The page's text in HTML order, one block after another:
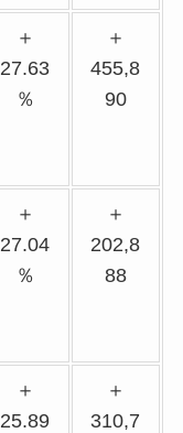
＋
27.63
％
＋
455,8
90
＋
27.04
％
＋
202,8
88
＋
25.89
＋
310,7